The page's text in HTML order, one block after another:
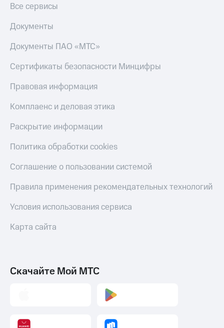
Все сервисы
Документы
Документы ПАО «МТС»
Сертификаты безопасности Минцифры
Правовая информация
Комплаенс и деловая этика
Раскрытие информации
Политика обработки cookies
Соглашение о пользовании системой
Правила применения рекомендательных технологий
Условия использования сервиса
Карта сайта
Скачайте Мой МТС